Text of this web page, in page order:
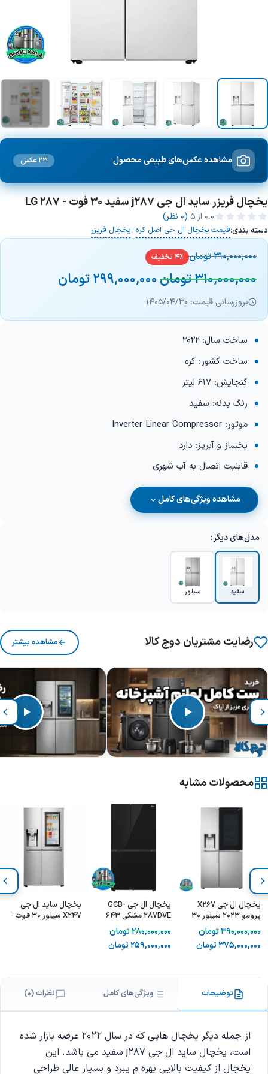
مشاهده عکس‌های طبیعی محصول 23 عکس
یخچال فریزر ساید ال جی j287 سفید 30 فوت - LG 287
0.0 از ۵ (0 نظر)
دسته بندی:قیمت یخچال ال جی اصل کره/یخچال فریزر
310,000,000تومان 4% تخفیف
310,000,000تومان299,000,000تومان
بروزرسانی قیمت: 1405/04/30
ساخت سال: 2022
ساخت کشور: کره
گنجایش: 617 لیتر
رنگ بدنه: سفید
موتور: Inverter Linear Compressor
یخساز و آبریز: دارد
قابلیت اتصال به آب شهری
مشاهده ویژگی‌های کامل
مدل‌های دیگر:
سفید سیلور
رضایت مشتریان دوج کالا مشاهده بیشتر
محصولات مشابه
یخچال ال جی X267
پرومو 2023 سیلور 30
390,000,000تومان
375,000,000تومان
یخچال ال جی GCB-
287DVE مشکی 643
لیتر – LG GCB-
287DVE
280,000,000تومان
259,000,000تومان
یخچال ساید ال جی
X247 سیلور 30 فوت -
توضیحات ویژگی‌های کامل نظرات (0)
از جمله دیگر یخچال هایی که در سال 2022 عرضه بازار شده
است، یخچال ساید ال جی j287 سفید می باشد. این
یخچال از کیفیت بالایی بهره م یبرد و بسیار عالی طراحی